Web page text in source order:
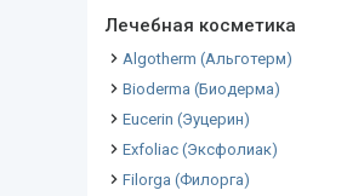
Лечебная косметика
Algotherm (Альготерм)
Bioderma (Биодерма)
Eucerin (Эуцерин)
Exfoliac (Эксфолиак)
Filorga (Филорга)